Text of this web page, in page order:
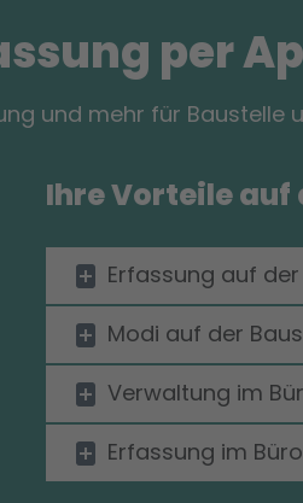
per
und mehr für Baustelle
Ihre Vorteile auf
Erfassung auf
Modi auf der
Verwaltung im
Erfassung im Büro